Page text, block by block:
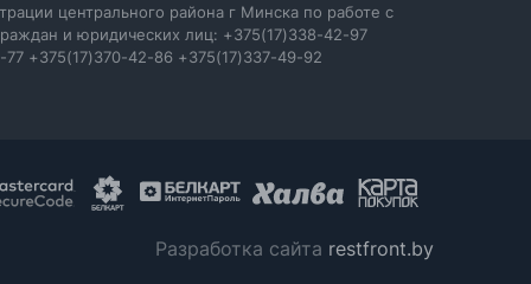
центрального района г Минска по работе с
и юридических лиц: +375(17)338-42-97
77 +375(17)370-42-86 +375(17)337-49-92
Разработка сайта restfront.by